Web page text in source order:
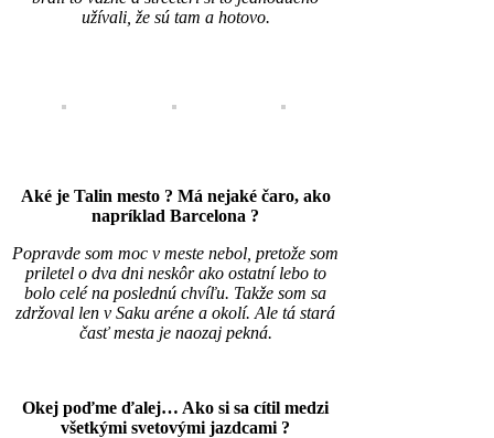
užívali, že sú tam a hotovo.
Aké je Talin mesto ? Má nejaké čaro, ako
napríklad Barcelona ?
Popravde som moc v meste nebol, pretože som
priletel o dva dni neskôr ako ostatní lebo to
bolo celé na poslednú chvíľu. Takže som sa
zdržoval len v Saku aréne a okolí. Ale tá stará
časť mesta je naozaj pekná.
Okej poďme ďalej… Ako si sa cítil medzi
všetkými svetovými jazdcami ?